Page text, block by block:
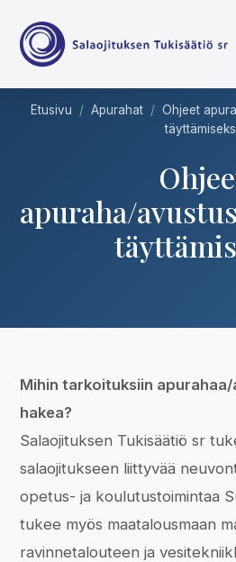
Etusivu / Apurahat / Ohjeet
apuraha/
Mihin tarkoituksiin
hakea?
Salaojituksen Tukisäätiö sr
salaojitukseen liittyvää
opetus- ja koulutustoimintaa
tukee myös maatalousmaan
ravinnetalouteen ja